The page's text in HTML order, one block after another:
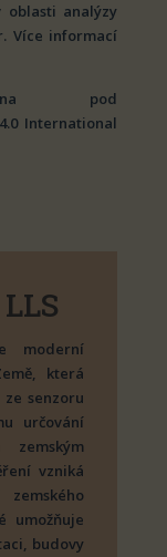
oblasti analýzy
Více informací
pod
4.0 International
moderní
která
senzoru
určování
vzniká
umožňuje
budovy